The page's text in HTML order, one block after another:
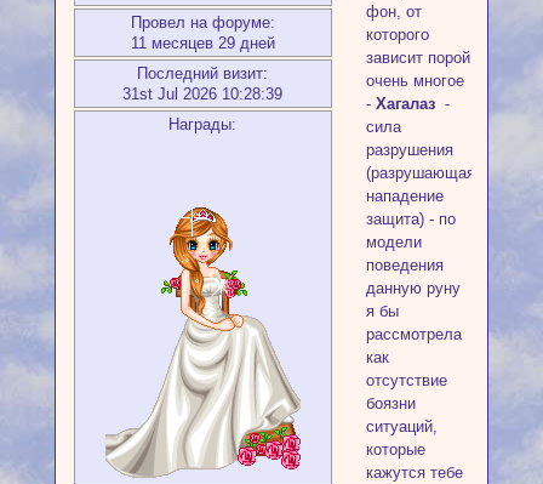
Провел на форуме:
11 месяцев 29 дней
Последний визит:
31st Jul 2026 10:28:39
Награды:
фон, от
которого
зависит порой
очень многое
- Хагалаз-
сила
разрушения
(разрушающая
нападение
защита) - по
модели
поведения
данную руну
я бы
рассмотрела
как
отсутствие
боязни
ситуаций,
которые
кажутся тебе